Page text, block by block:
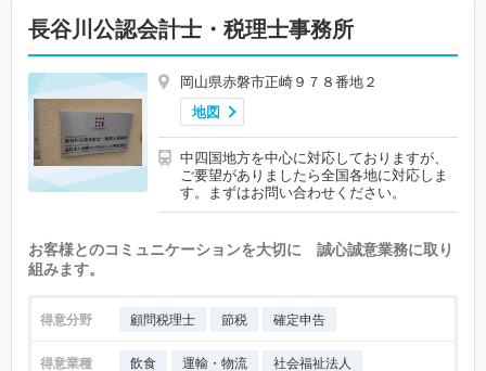
長谷川公認会計士・税理士事務所
岡山県赤磐市正崎９７８番地２
地図
中四国地方を中心に対応しておりますが、
ご要望がありましたら全国各地に対応しま
す。まずはお問い合わせください。
お客様とのコミュニケーションを大切に 誠心誠意業務に取り
組みます。
得意分野 顧問税理士 節税 確定申告
得意業種 飲食 運輸・物流 社会福祉法人